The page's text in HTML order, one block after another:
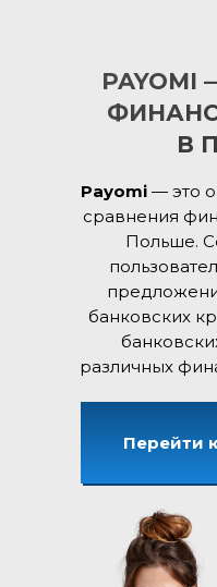
Payomi — это
сравнения
Польше.
банковских
различных
В
Перейти